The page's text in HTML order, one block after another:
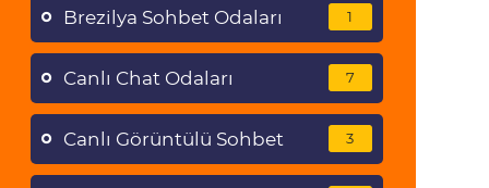
Brezilya Sohbet Odaları 1
Canlı Chat Odaları 7
Canlı Görüntülü Sohbet 3